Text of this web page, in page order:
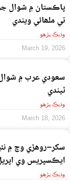
تي ملھائي ويندي
وڌيڪ پڙهو
March 19, 2026
ٿيندي
وڌيڪ پڙهو
March 18, 2026
سکر–روهڙي وچ ۾
ايڪسپريس وي اپريل 2026ع تائين مڪمل ڪرڻ جي
وڌيڪ پڙهو